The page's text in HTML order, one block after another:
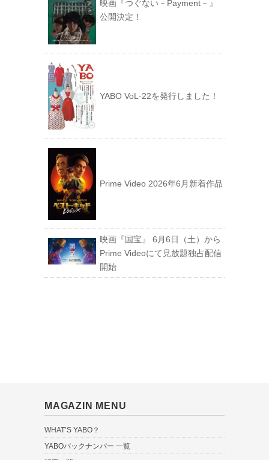
映画『つぐない－Payment－』
公開決定！
YABO VoL‐22を発行しました！
Prime Video 2026年6月新着作品
映画『国宝』 6月6日（土）から
Prime Videoにて見放題独占配信
開始
MAGAZIN MENU
WHAT’S YABO？
YABOバックナンバー 一覧